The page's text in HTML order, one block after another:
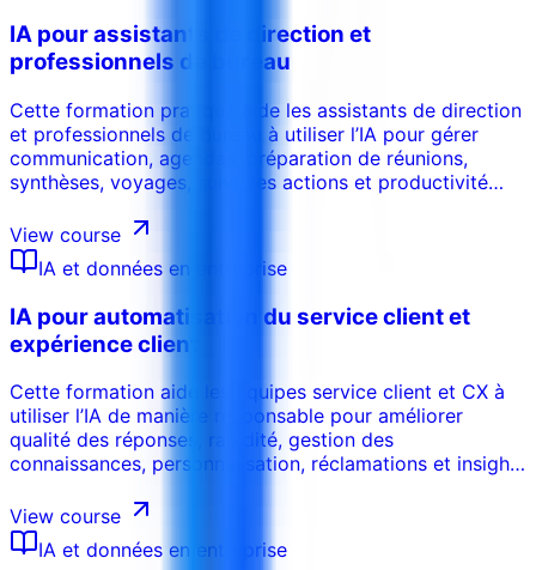
IA pour assistants de direction et
professionnels de bureau
Cette formation pratique aide les assistants de direction
et professionnels de bureau à utiliser l’IA pour gérer
communication, agendas, préparation de réunions,
synthèses, voyages, suivi des actions et productivité
View course
IA et données en entreprise
IA pour automatisation du service client et
expérience client
Cette formation aide les équipes service client et CX à
utiliser l’IA de manière responsable pour améliorer
qualité des réponses, rapidité, gestion des
connaissances, personnalisation, réclamations et insights
assist, escalade, qualité et mesure CX.
View course
IA et données en entreprise